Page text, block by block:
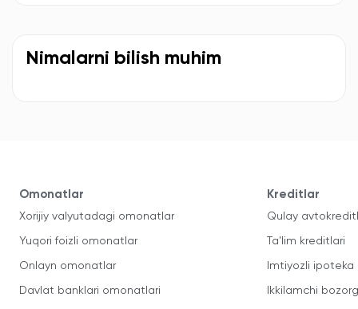
Nimalarni bilish muhim
Omonatlar
Xorijiy valyutadagi omonatlar
Yuqori foizli omonatlar
Onlayn omonatlar
Davlat banklari omonatlari
Kreditlar
Qulay
Ta'lim kreditlari
Imtiyozli ipoteka
Ikkilamchi